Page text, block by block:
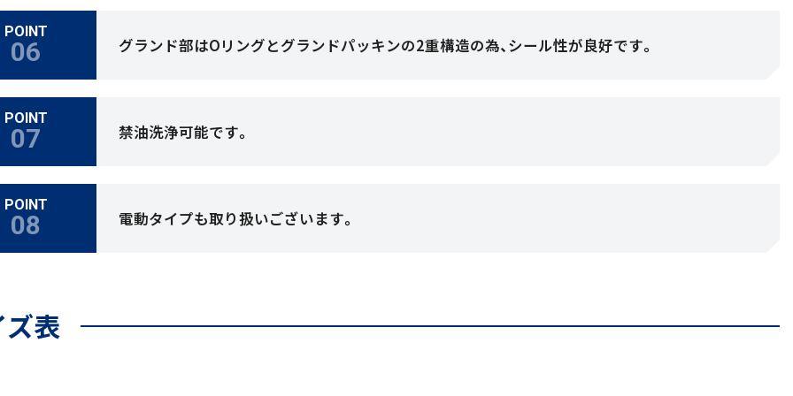
POINT
グランド部はOリングとグランドパッキンの2重構造の為、シール性が良好です。
POINT
禁油洗浄可能です。
POINT
電動タイプも取り扱いございます。
表